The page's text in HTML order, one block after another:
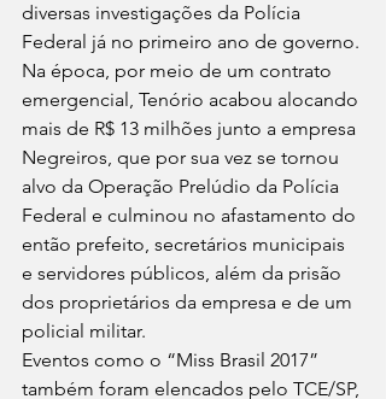
diversas investigações da Polícia
Federal já no primeiro ano de governo.
Na época, por meio de um contrato
emergencial, Tenório acabou alocando
mais de R$ 13 milhões junto a empresa
Negreiros, que por sua vez se tornou
alvo da Operação Prelúdio da Polícia
Federal e culminou no afastamento do
então prefeito, secretários municipais
e servidores públicos, além da prisão
dos proprietários da empresa e de um
policial militar.
Eventos como o “Miss Brasil 2017”
também foram elencados pelo TCE/SP,